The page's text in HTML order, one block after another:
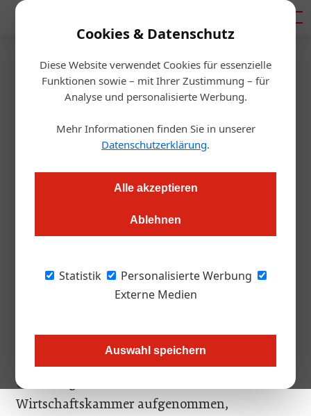
Cookies & Datenschutz
Diese Website verwendet Cookies für essenzielle
Funktionen sowie – mit Ihrer Zustimmung – für
Analyse und personalisierte Werbung.
Mehr Informationen finden Sie in unserer
Datenschutzerklärung.
Alle akzeptieren
Ablehnen
Statistik
Personalisierte Werbung
Externe Medien
Auswahl speichern
Startseite/Umfrage der Woche
Energiekosten
ÖGZ-Umfrage: Wie sieht es
jetzt mit Ihren Energiekosten
aus?
Alexander Ipp, Gerhard Aigner, Jürgen Geyer und Rudolf
Kirschenhofer haben Antworten für uns.
diesbezüglich bereits Kontakt zur
Wirtschaftskammer aufgenommen,